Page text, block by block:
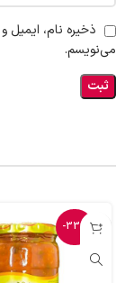
ذخیره نام، ایمیل
می‌نویسم.
-33%